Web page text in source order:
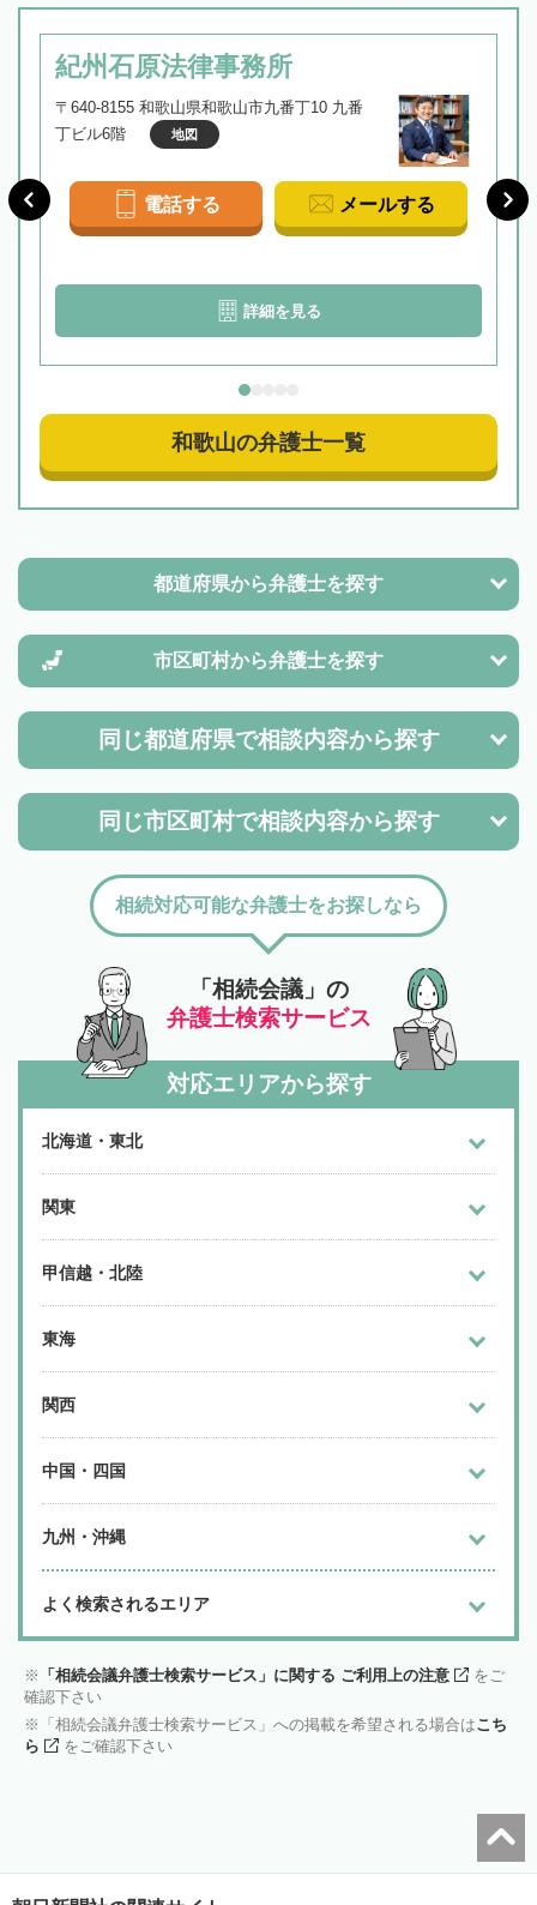
紀州石原法律事務所
〒640-8155 和歌山県和歌山市九番丁10 九番
丁ビル6階
地図
電話する メールする
詳細を見る
和歌山の弁護士一覧
都道府県から弁護士を探す
市区町村から弁護士を探す
同じ都道府県で相談内容から探す
同じ市区町村で相談内容から探す
「相続会議」の
弁護士検索サービス
相続対応可能な弁護士をお探しなら
対応エリアから探す
北海道・東北
関東
甲信越・北陸
東海
関西
中国・四国
九州・沖縄
よく検索されるエリア
「相続会議弁護士検索サービス」に関する ご利用上の注意
をご
確認下さい
「相続会議弁護士検索サービス」への掲載を希望される場合はこち
ら
をご確認下さい